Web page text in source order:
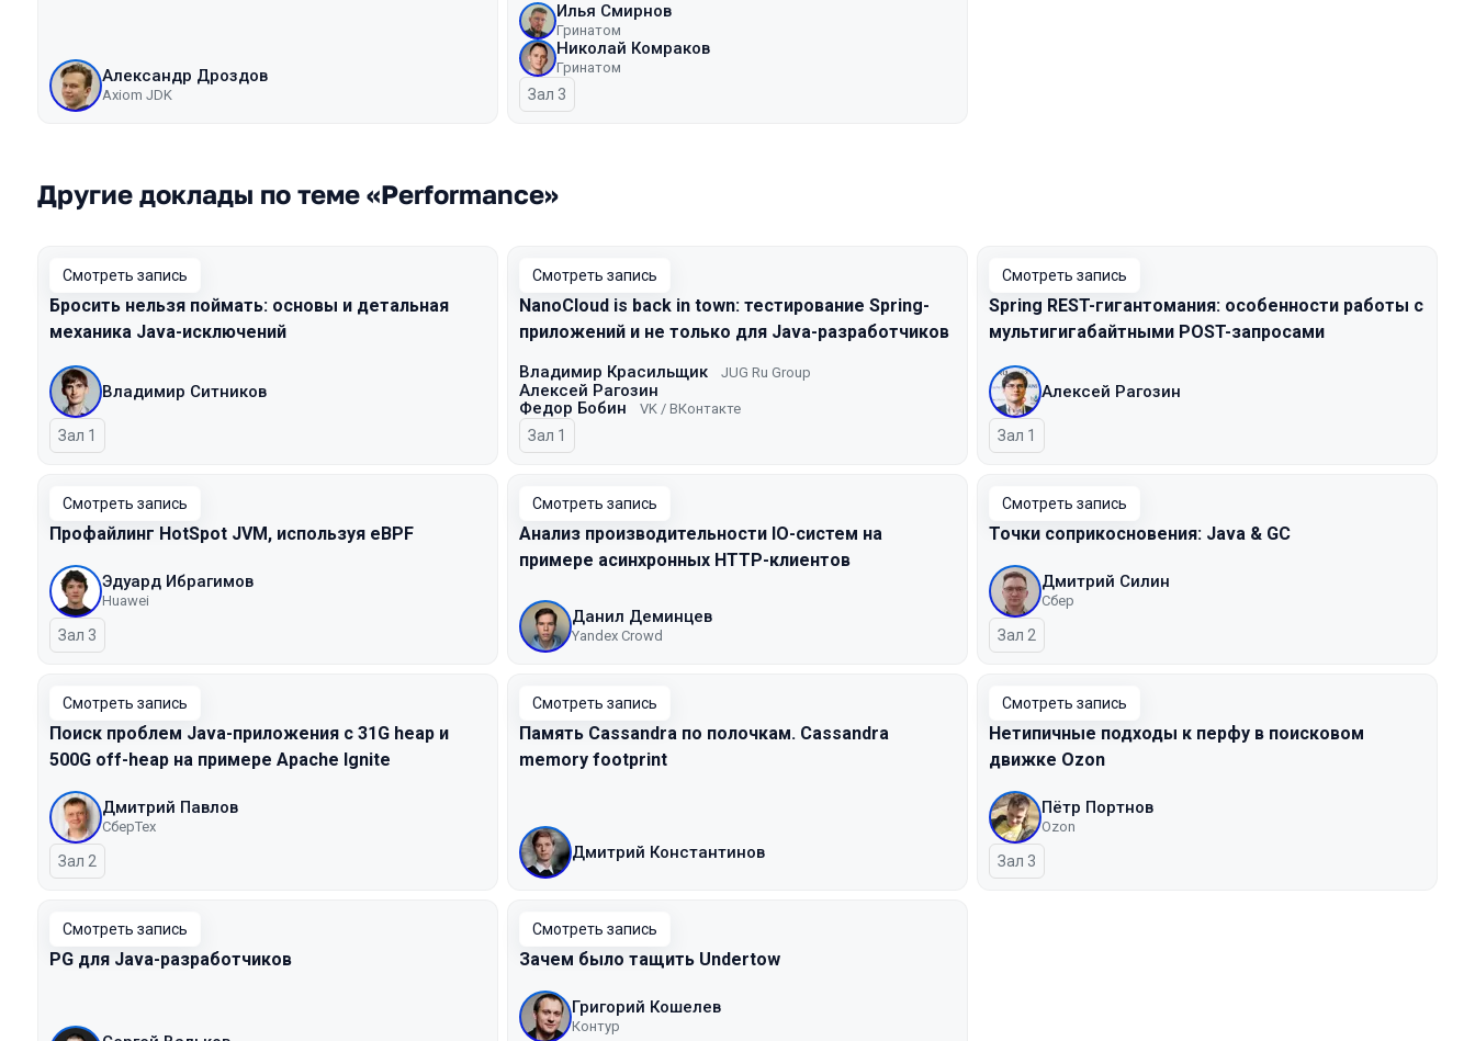
Александр Дроздов
Axiom JDK
Илья Смирнов
Гринатом
Николай Комраков
Гринатом
Зал 3
Другие доклады по теме «Performance»
Смотреть запись
Бросить нельзя поймать: основы и детальная
механика Java-исключений
Владимир Ситников
Зал 1
Смотреть запись
NanoCloud is back in town: тестирование Spring-
приложений и не только для Java-разработчиков
Владимир Красильщик JUG Ru Group
Алексей Рагозин
Федор Бобин
VK / ВКонтакте
Зал 1
Смотреть запись
Spring REST-гигантомания: особенности работы с
мультигигабайтными POST-запросами
Алексей Рагозин
Зал 1
Смотреть запись
Профайлинг HotSpot JVM, используя eBPF
Эдуард Ибрагимов
Huawei
Зал 3
Смотреть запись
Анализ производительности IO-систем на
примере асинхронных HTTP-клиентов
Данил Деминцев
Yandex Crowd
Смотреть запись
Точки соприкосновения: Java & GC
Дмитрий Силин
Сбер
Зал 2
Смотреть запись
Поиск проблем Java-приложения с 31G heap и
500G off-heap на примере Apache Ignite
Дмитрий Павлов
СберТех
Зал 2
Смотреть запись
Память Cassandra по полочкам. Cassandra
memory footprint
Дмитрий Константинов
Смотреть запись
Нетипичные подходы к перфу в поисковом
движке Ozon
Пётр Портнов
Ozon
Зал 3
Смотреть запись
PG для Java-разработчиков
Смотреть запись
Зачем было тащить Undertow
Григорий Кошелев
Контур